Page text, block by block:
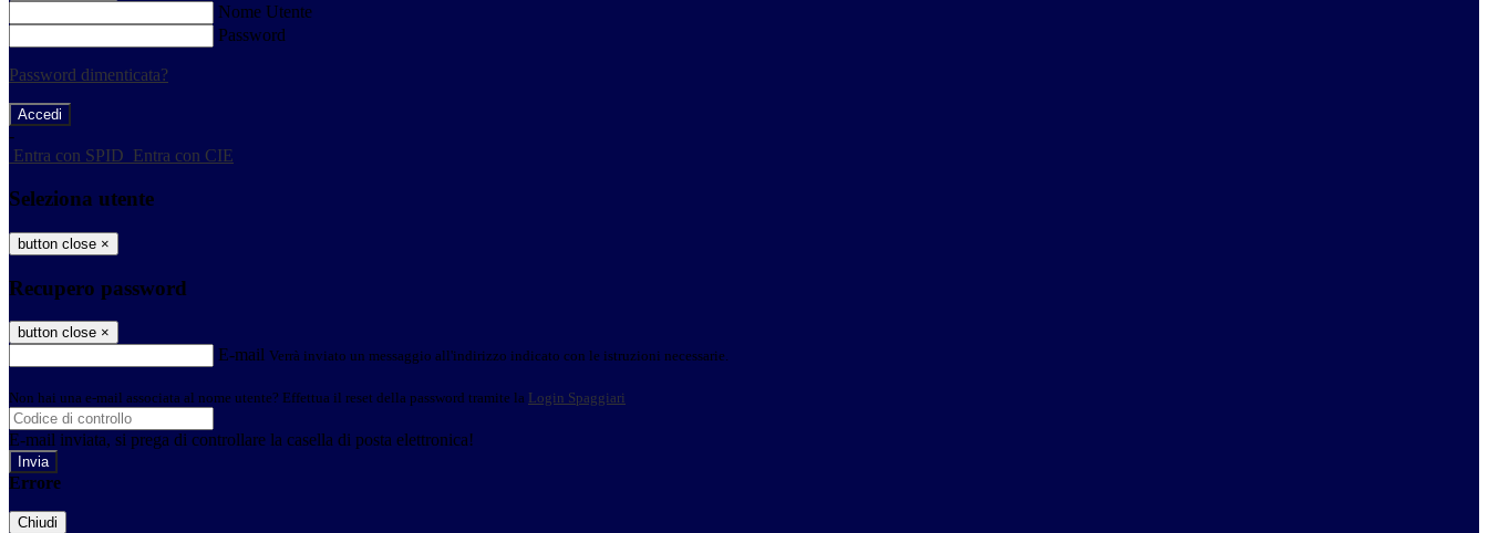
Nome Utente
Password
Password dimenticata?
-
Entra con SPID Entra con CIE
Seleziona utente
button close ×
Recupero password
button close ×
E-mail Verrà inviato un messaggio all'indirizzo indicato con le istruzioni necessarie.
Non hai una e-mail associata al nome utente? Effettua il reset della password tramite la Login Spaggiari
E-mail inviata, si prega di controllare la casella di posta elettronica!
Errore
Chiudi